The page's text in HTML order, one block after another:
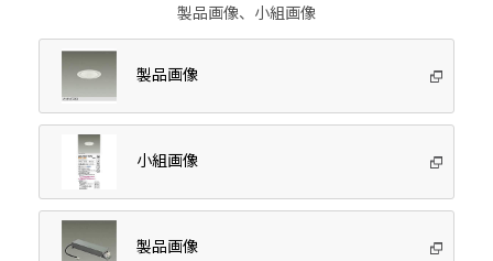
製品画像、小組画像
製品画像
小組画像
製品画像